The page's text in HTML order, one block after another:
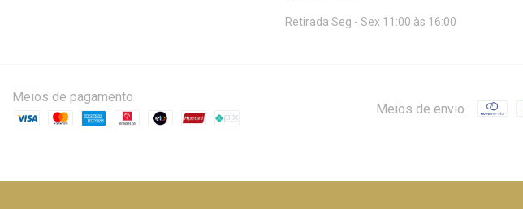
Retirada Seg - Sex 11:00 às 16:00
Meios de pagamento
Meios de envio